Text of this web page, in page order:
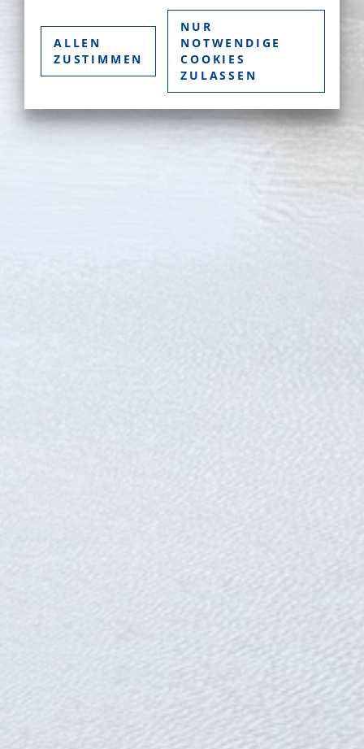
ALLEN
ZUSTIMMEN
NUR
NOTWENDIGE
COOKIES
ZULASSEN